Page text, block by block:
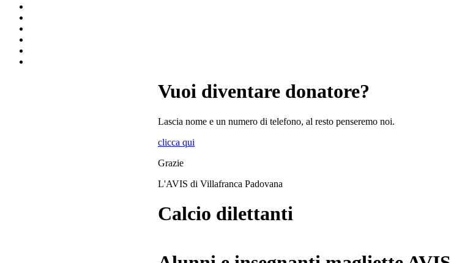
Vuoi diventare donatore?
Lascia nome e un numero di telefono, al resto penseremo noi.
clicca qui
Grazie
L'AVIS di Villafranca Padovana
Calcio dilettanti